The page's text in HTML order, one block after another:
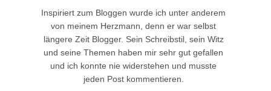
Inspiriert zum Bloggen wurde ich unter anderem
von meinem Herzmann, denn er war selbst
längere Zeit Blogger. Sein Schreibstil, sein Witz
und seine Themen haben mir sehr gut gefallen
und ich konnte nie widerstehen und musste
jeden Post kommentieren.